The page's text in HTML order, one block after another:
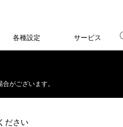
各種設定 サービス
がございます。
ださい